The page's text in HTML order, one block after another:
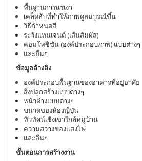
พื้นฐานการแรเงา
เคล็ดลับที่ทำให้ภาพดูสมบูรณ์ขึ้น
วิธีกำหนดสี
ระวังแทนเจนต์ (เส้นสัมผัส)
คอมโพซิซัน (องค์ประกอบภาพ) แบบต่างๆ
และอื่นๆ
ข้อมูลอ้างอิง
องค์ประกอบพื้นฐานของอาคารที่อยู่อาศัย
สิ่งปลูกสร้างแบบต่างๆ
หน้าต่างแบบต่างๆ
ขนาดของห้องญี่ปุ่น
ทิวทัศน์เชิงเขาใกล้หมู่บ้าน
ความสว่างของแสงไฟ
และอื่นๆ
ขั้นตอนการสร้างงาน